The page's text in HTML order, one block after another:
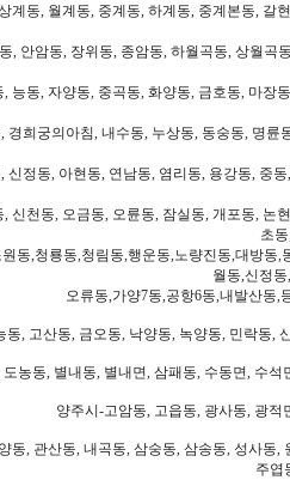
계동, 월계동, 중계동, 하계동, 중계본동,
, 안암동, 장위동, 종암동, 하월곡동, 상월
능동, 자양동, 중곡동, 화양동, 금호동, 마
경희궁의아침, 내수동, 누상동, 동숭동, 명
정동, 아현동, 연남동, 염리동, 용강동, 중
신천동, 오금동, 오륜동, 잠실동, 개포동,
초
동,청룡동,청림동,행운동,노량진동,대방
월동,신정
오류동,가양7동,공항6동,내발산동,
동, 고산동, 금오동, 낙양동, 녹양동, 민락동,
농동, 별내동, 별내면, 삼패동, 수동면, 수
양주시-고암동, 고읍동, 광사동, 광
동, 관산동, 내곡동, 삼숭동, 삼송동, 성사
주엽